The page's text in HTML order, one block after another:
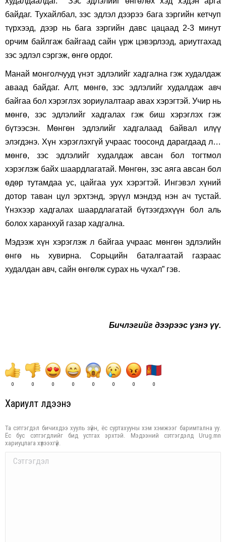
байдаг. Тухайлбал, зэс эдлэл дээрээ бага зэргийн кетчуп
түрхээд, дээр нь бага зэргийн давс цацаад 2-3 минут
орчим байлгаж байгаад сайн үрж цэвэрлээд, ариутгахад
зэс эдлэл сэргэж, өнгө ордог.
Манай монголчууд үнэт эдлэлийг хадгална гэж худалдаж
аваад байдаг. Алт, мөнгө, зэс эдлэлийг худалдаж авч
байгаа бол хэрэглэх зориулалтаар авах хэрэгтэй. Учир нь
мөнгө, зэс эдлэлийг хадгалах гэж биш хэрэглэх гэж
бүтээсэн. Мөнгөн эдлэлийг хадгалаад байвал илүү
элэгдэнэ. Хүн хэрэглэхгүй учраас тоосонд дарагдаад л…
мөнгө, зэс эдлэлийг худалдаж авсан бол тогтмол
хэрэглэж байх шаардлагатай. Мөнгөн, зэс аяга авсан бол
өдөр тутамдаа ус, цайгаа уух хэрэгтэй. Ингэвэл хүний
дотор таван цул эрхтэнд, эрүүл мэндэд нэн ач тустай.
Үнэхээр хадгалах шаардлагатай бүтээгдэхүүн бол аль
болох харанхуй газар хадгална.
Мэдээж хүн хэрэглэж л байгаа учраас мөнгөн эдлэлийн
өнгө нь хувирна. Сорьцийн баталгаатай газраас
худалдан авч, сайн өнгөлж сурах нь чухал” гэв.
Бичлэгийг дээрээс үзнэ үү.
0 0 0 0 0 0 0 0
Хариулт үлдээнэ үү
Та сэтгэгдэл бичихдээ хууль зүйн, ёс суртахууны хэм хэмжээг баримтална уу.
Ёс бус сэтгэгдлийг бид устгах эрхтэй. Мэдээний сэтгэгдэлд Urug.mn
хариуцлага хүлээхгүй.
Comment